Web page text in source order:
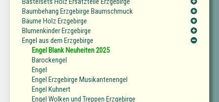
Baumbehang Erzgebirge Baumschmuck
Bäume Holz Erzgebirge
Blumenkinder Erzgebirge
Engel aus dem Erzgebirge
Engel Blank Neuheiten 2025
Barockengel
Engel
Engel Erzgebirge Musikantenengel
Engel Kuhnert
Engel Wolken und Treppen Erzgebirge